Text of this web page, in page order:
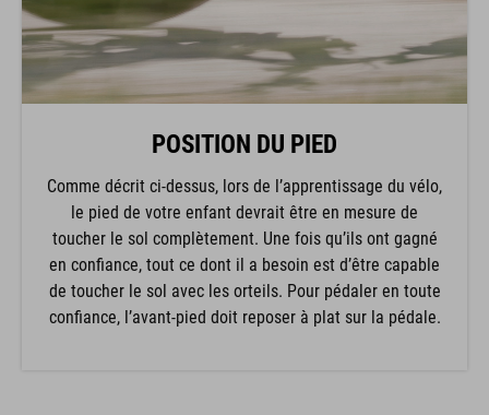
POSITION DU PIED
Comme décrit ci-dessus, lors de l’apprentissage du vélo,
le pied de votre enfant devrait être en mesure de
toucher le sol complètement. Une fois qu’ils ont gagné
en confiance, tout ce dont il a besoin est d’être capable
de toucher le sol avec les orteils. Pour pédaler en toute
confiance, l’avant-pied doit reposer à plat sur la pédale.